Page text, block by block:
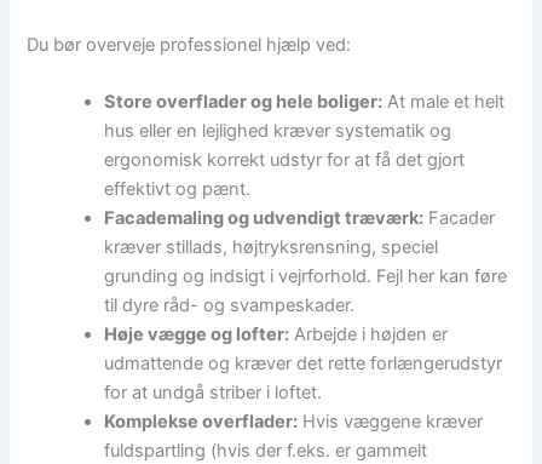
Du bør overveje professionel hjælp ved:
Store overflader og hele boliger: At male et helt
hus eller en lejlighed kræver systematik og
ergonomisk korrekt udstyr for at få det gjort
effektivt og pænt.
Facademaling og udvendigt træværk: Facader
kræver stillads, højtryksrensning, speciel
grunding og indsigt i vejrforhold. Fejl her kan føre
til dyre råd- og svampeskader.
Høje vægge og lofter: Arbejde i højden er
udmattende og kræver det rette forlængerudstyr
for at undgå striber i loftet.
Komplekse overflader: Hvis væggene kræver
fuldspartling (hvis der f.eks. er gammelt